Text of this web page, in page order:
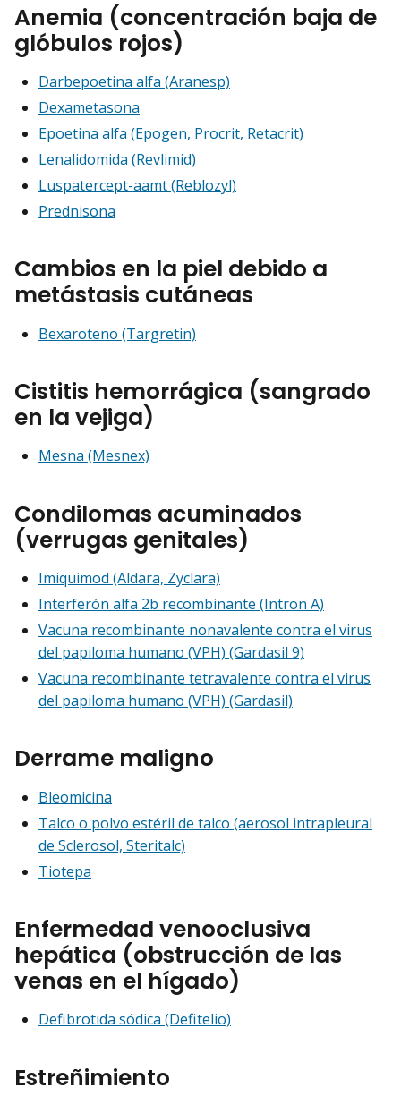
Anemia (concentración baja de
glóbulos rojos)
Darbepoetina alfa (Aranesp)
Dexametasona
Epoetina alfa (Epogen, Procrit, Retacrit)
Lenalidomida (Revlimid)
Luspatercept-aamt (Reblozyl)
Prednisona
Cambios en la piel debido a
metástasis cutáneas
Bexaroteno (Targretin)
Cistitis hemorrágica (sangrado
en la vejiga)
Mesna (Mesnex)
Condilomas acuminados
(verrugas genitales)
Imiquimod (Aldara, Zyclara)
Interferón alfa 2b recombinante (Intron A)
Vacuna recombinante nonavalente contra el virus
del papiloma humano (VPH) (Gardasil 9)
Vacuna recombinante tetravalente contra el virus
del papiloma humano (VPH) (Gardasil)
Derrame maligno
Bleomicina
Talco o polvo estéril de talco (aerosol intrapleural
de Sclerosol, Steritalc)
Tiotepa
Enfermedad venooclusiva
hepática (obstrucción de las
venas en el hígado)
Defibrotida sódica (Defitelio)
Estreñimiento